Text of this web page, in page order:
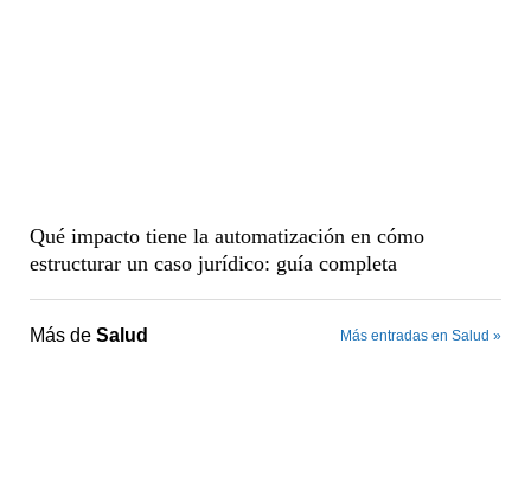
Qué impacto tiene la automatización en cómo
estructurar un caso jurídico: guía completa
Más de Salud Más entradas en Salud »